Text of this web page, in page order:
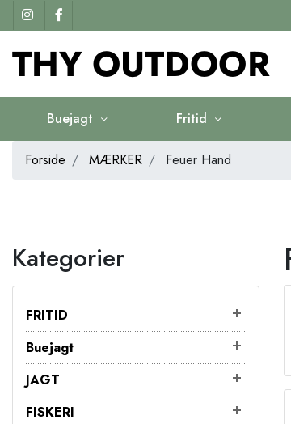
Buejagt Fritid
Forside MÆRKER Feuer Hand
Kategorier
FRITID
Buejagt
JAGT
FISKERI